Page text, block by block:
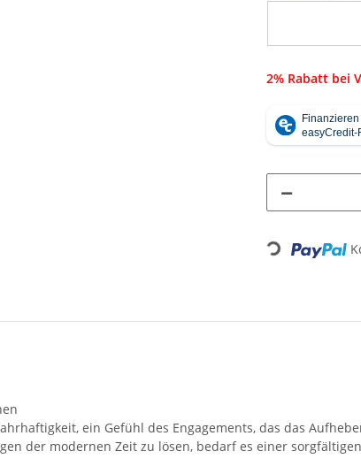
2% Rabatt bei
Loading...
ein Gefühl des Engagements, das das
der modernen Zeit zu lösen, bedarf es einer